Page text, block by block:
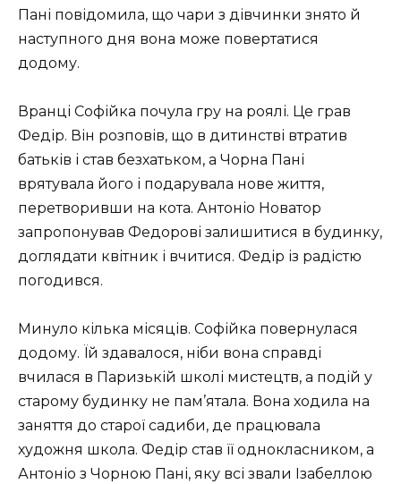
Пані повідомила, що чари з дівчинки знято й
наступного дня вона може повертатися
додому.
Вранці Софійка почула гру на роялі. Це грав
Федір. Він розповів, що в дитинстві втратив
батьків і став безхатьком, а Чорна Пані
врятувала його і подарувала нове життя,
перетворивши на кота. Антоніо Новатор
запропонував Федорові залишитися в будинку,
доглядати квітник і вчитися. Федір із радістю
погодився.
Минуло кілька місяців. Софійка повернулася
додому. Їй здавалося, ніби вона справді
вчилася в Паризькій школі мистецтв, а подій у
старому будинку не пам’ятала. Вона ходила на
заняття до старої садиби, де працювала
художня школа. Федір став її однокласником, а
Антоніо з Чорною Пані, яку всі звали Ізабеллою